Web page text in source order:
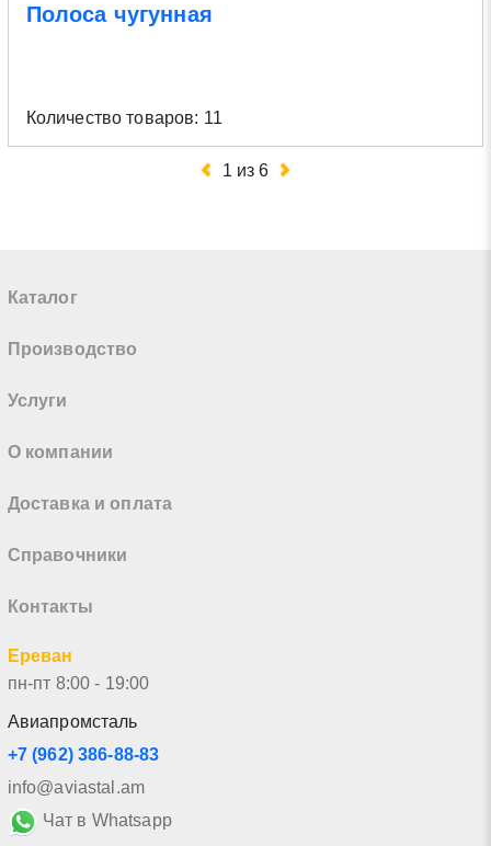
Полоса чугунная
Количество товаров: 11
1 из6
Каталог
Производство
Услуги
О компании
Доставка и оплата
Справочники
Контакты
Ереван
пн-пт 8:00 - 19:00
Авиапромсталь
+7 (962) 386-88-83
info@aviastal.am
Чат в Whatsapp